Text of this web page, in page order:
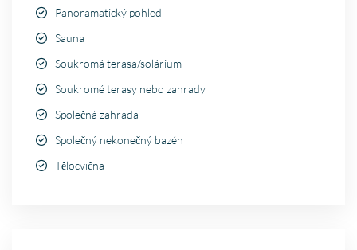
Panoramatický pohled
Sauna
Soukromá terasa/solárium
Soukromé terasy nebo zahrady
Společná zahrada
Společný nekonečný bazén
Tělocvična